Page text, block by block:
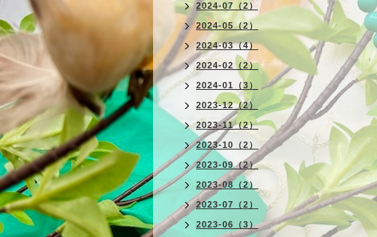
2024-07（2）
2024-05（2）
2024-03（4）
2024-02（2）
2024-01（3）
2023-12（2）
2023-11（2）
2023-10（2）
2023-09（2）
2023-08（2）
2023-07（2）
2023-06（3）